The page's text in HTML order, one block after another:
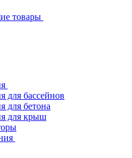
товары
для бассейнов
для бетона
для крыш